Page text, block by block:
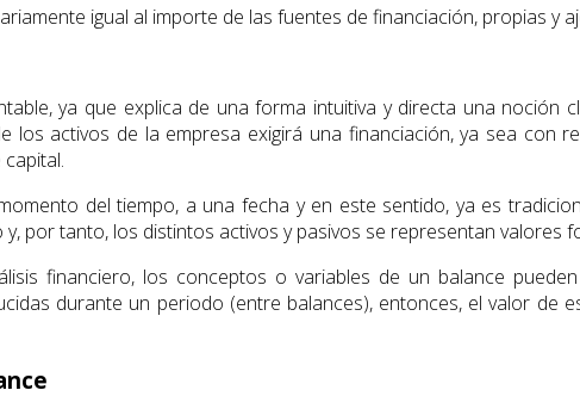
igual al importe de las fuentes de financiación, propias y
ya que explica de una forma intuitiva y directa una noción
los activos de la empresa exigirá una financiación, ya sea con
del tiempo, a una fecha y en este sentido, ya es
por tanto, los distintos activos y pasivos se representan valores
financiero, los conceptos o variables de un balance
durante un periodo (entre balances), entonces, el valor de